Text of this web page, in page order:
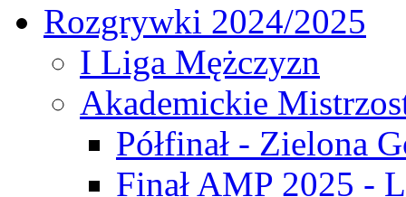
Rozgrywki 2024/2025
I Liga Mężczyzn
Akademickie
Półfinał - Zielona
Finał AMP 2025 -